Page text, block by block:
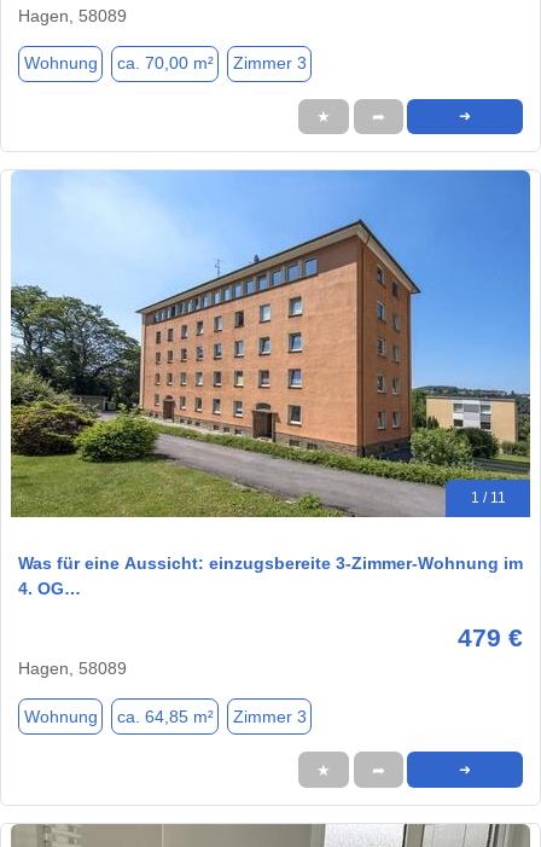
Hagen, 58089
Wohnung ca. 70,00 m² Zimmer 3
★ ➦ ➜
1 / 11
Was für eine Aussicht: einzugsbereite 3-Zimmer-Wohnung im
4. OG…
479 €
Hagen, 58089
Wohnung ca. 64,85 m² Zimmer 3
★ ➦ ➜